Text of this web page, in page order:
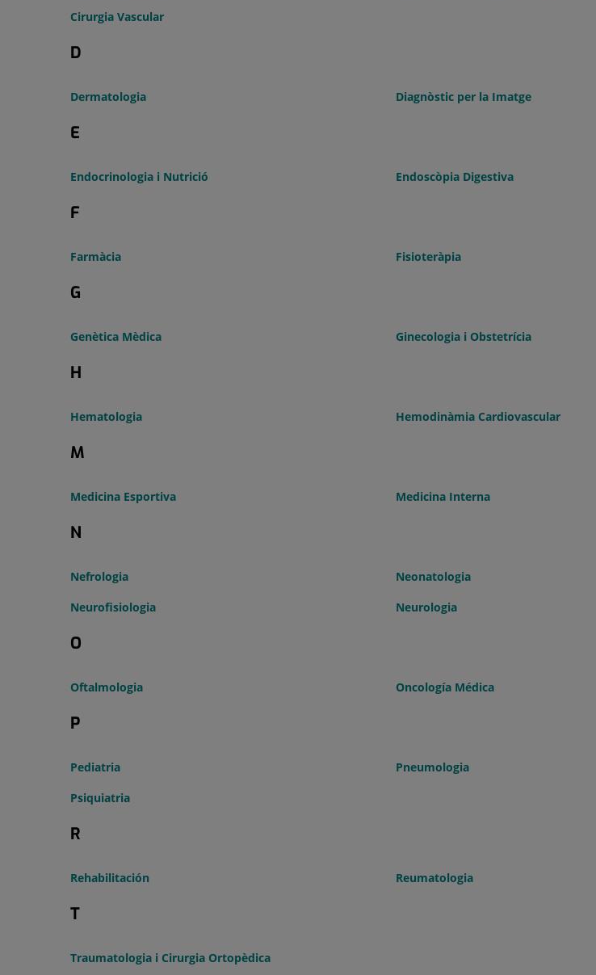
Cirurgia Vascular
D
Dermatologia Diagnòstic per la Imatge
E
Endocrinologia i Nutrició Endoscòpia Digestiva
F
Farmàcia Fisioteràpia
G
Genètica Mèdica Ginecologia i Obstetrícia
H
Hematologia Hemodinàmia Cardiovascular
M
Medicina Esportiva Medicina Interna
N
Nefrologia Neonatologia
Neurofisiologia
Neurologia
O
Oftalmologia Oncología Médica
P
Pediatria Pneumologia
Psiquiatria
R
Rehabilitación Reumatologia
T
Traumatologia i Cirurgia Ortopèdica